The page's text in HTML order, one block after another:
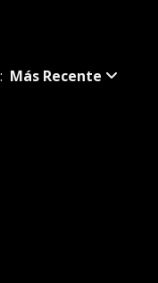
Más Recente